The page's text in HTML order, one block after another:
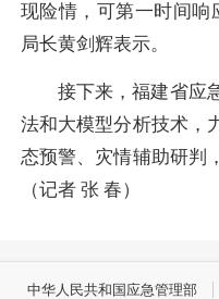
现险情，可第一时间响
局长黄剑辉表示。
接下来，福建省应
法和大模型分析技术，
态预警、灾情辅助研判
（记者 张 春）
中华人民共和国应急管理部